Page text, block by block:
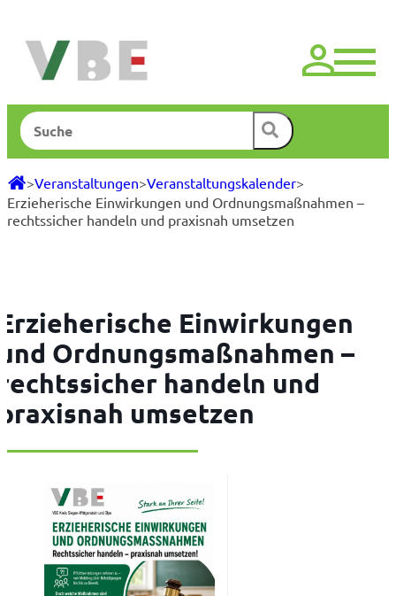
springen
Suchen
>Veranstaltungen>Veranstaltungskalender>
Erzieherische Einwirkungen und Ordnungsmaßnahmen –
rechtssicher handeln und praxisnah umsetzen
Einwirkungen
Ordnungsmaßnahmen –
handeln und
umsetzen